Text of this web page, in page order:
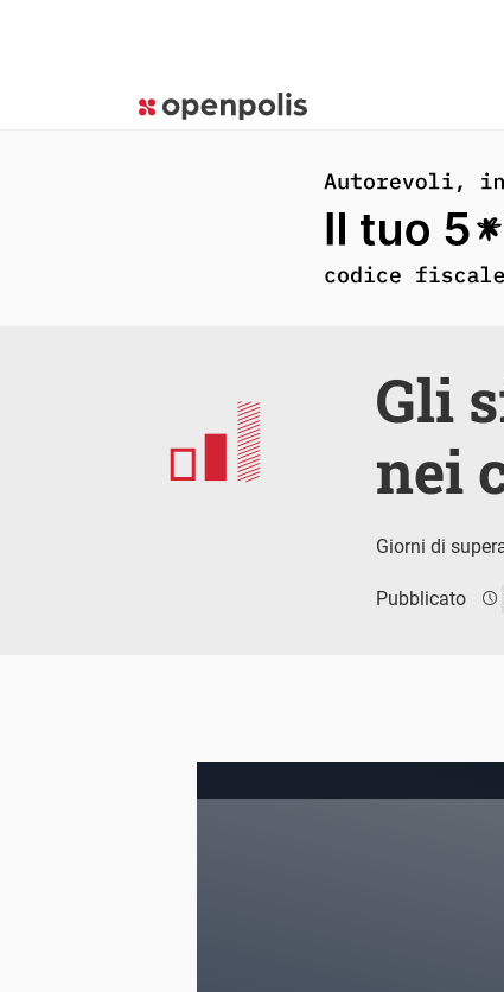
Gli
nei
Giorni di
Pubblicato